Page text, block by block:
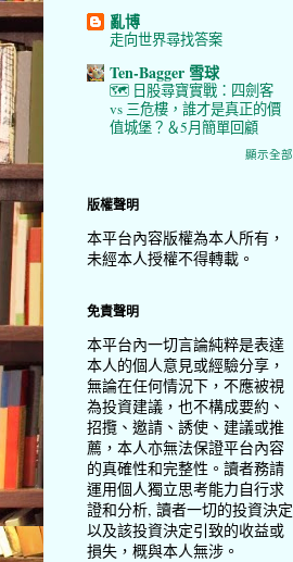
亂博
走向世界尋找答案
Ten-Bagger 雪球
🗺️ 日股尋寶實戰：四劍客
vs 三危樓，誰才是真正的價
值城堡？＆5月簡單回顧
顯示全部
版權聲明
本平台內容版權為本人所有，
未經本人授權不得轉載。
免責聲明
本平台內一切言論純粹是表達
本人的個人意見或經驗分享，
無論在任何情況下，不應被視
為投資建議，也不構成要約、
招攬、邀請、誘使、建議或推
薦，本人亦無法保證平台內容
的真確性和完整性。讀者務請
運用個人獨立思考能力自行求
證和分析, 讀者一切的投資決定
以及該投資決定引致的收益或
損失，概與本人無涉。